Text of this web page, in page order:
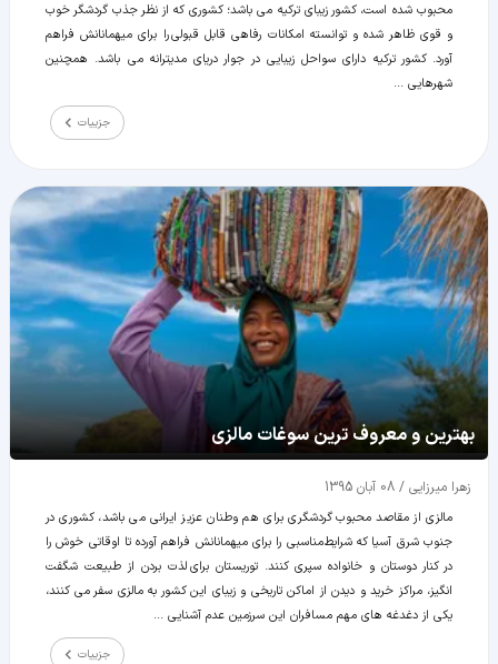
محبوب شده است، کشور زیبای ترکیه می باشد؛ کشوری که از نظر جذب گردشگر خوب
و قوی ظاهر شده و توانسته امکانات رفاهی قابل قبولی را برای میهمانانش فراهم
آورد. کشور ترکیه دارای سواحل زیبایی در جوار دریای مدیترانه می باشد. همچنین
شهرهایی ...
جزییات
بهترین و معروف ترین سوغات مالزی
زهرا میرزایی / 08 آبان 1395
مالزی از مقاصد محبوب گردشگری برای هم وطنان عزیز ایرانی می باشد، کشوری در
جنوب شرق آسیا که شرایط مناسبی را برای میهمانانش فراهم آورده تا اوقاتی خوش را
در کنار دوستان و خانواده سپری کنند. توریستان برای لذت بردن از طبیعت شگفت
انگیز، مراکز خرید و دیدن از اماکن تاریخی و زیبای این کشور به مالزی سفر می کنند،
یکی از دغدغه های مهم مسافران این سرزمین عدم آشنایی ...
جزییات